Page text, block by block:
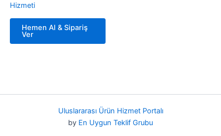
Hizmeti
Hemen Al & Sipariş
Ver
Uluslararası Ürün Hizmet Portalı
by En Uygun Teklif Grubu